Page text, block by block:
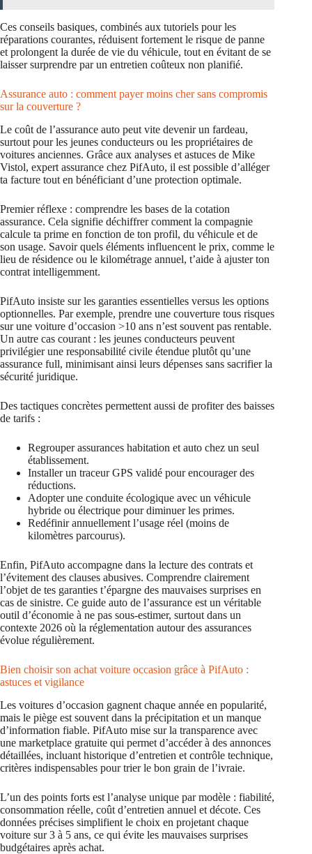
Ces conseils basiques, combinés aux tutoriels pour les
réparations courantes, réduisent fortement le risque de panne
et prolongent la durée de vie du véhicule, tout en évitant de se
laisser surprendre par un entretien coûteux non planifié.
Assurance auto : comment payer moins cher sans compromis
sur la couverture ?
Le coût de l’assurance auto peut vite devenir un fardeau,
surtout pour les jeunes conducteurs ou les propriétaires de
voitures anciennes. Grâce aux analyses et astuces de Mike
Vistol, expert assurance chez PifAuto, il est possible d’alléger
ta facture tout en bénéficiant d’une protection optimale.
Premier réflexe : comprendre les bases de la cotation
assurance. Cela signifie déchiffrer comment la compagnie
calcule ta prime en fonction de ton profil, du véhicule et de
son usage. Savoir quels éléments influencent le prix, comme le
lieu de résidence ou le kilométrage annuel, t’aide à ajuster ton
contrat intelligemment.
PifAuto insiste sur les garanties essentielles versus les options
optionnelles. Par exemple, prendre une couverture tous risques
sur une voiture d’occasion >10 ans n’est souvent pas rentable.
Un autre cas courant : les jeunes conducteurs peuvent
privilégier une responsabilité civile étendue plutôt qu’une
assurance full, minimisant ainsi leurs dépenses sans sacrifier la
sécurité juridique.
Des tactiques concrètes permettent aussi de profiter des baisses
de tarifs :
Regrouper assurances habitation et auto chez un seul
établissement.
Installer un traceur GPS validé pour encourager des
réductions.
Adopter une conduite écologique avec un véhicule
hybride ou électrique pour diminuer les primes.
Redéfinir annuellement l’usage réel (moins de
kilomètres parcourus).
Enfin, PifAuto accompagne dans la lecture des contrats et
l’évitement des clauses abusives. Comprendre clairement
l’objet de tes garanties t’épargne des mauvaises surprises en
cas de sinistre. Ce guide auto de l’assurance est un véritable
outil d’économie à ne pas sous-estimer, surtout dans un
contexte 2026 où la réglementation autour des assurances
évolue régulièrement.
Bien choisir son achat voiture occasion grâce à PifAuto :
astuces et vigilance
Les voitures d’occasion gagnent chaque année en popularité,
mais le piège est souvent dans la précipitation et un manque
d’information fiable. PifAuto mise sur la transparence avec
une marketplace gratuite qui permet d’accéder à des annonces
détaillées, incluant historique d’entretien et contrôle technique,
critères indispensables pour trier le bon grain de l’ivraie.
L’un des points forts est l’analyse unique par modèle : fiabilité,
consommation réelle, coût d’entretien annuel et décote. Ces
données précises simplifient le choix en projetant chaque
voiture sur 3 à 5 ans, ce qui évite les mauvaises surprises
budgétaires après achat.